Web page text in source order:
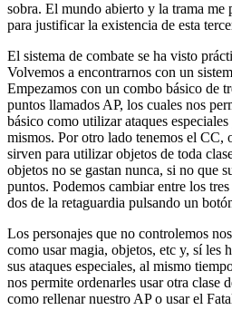
sobra. El mundo abierto y la trama me
para justificar la existencia de esta
El sistema de combate se ha visto
Volvemos a encontrarnos con un
Empezamos con un combo básico de
puntos llamados AP, los cuales nos
básico como utilizar ataques
mismos. Por otro lado tenemos el CC,
sirven para utilizar objetos de toda
objetos no se gastan nunca, si no que
puntos. Podemos cambiar entre los
dos de la retaguardia pulsando un
Los personajes que no controlemos
como usar magia, objetos, etc y, sí les
sus ataques especiales, al mismo
nos permite ordenarles usar otra clase
como rellenar nuestro AP o usar el